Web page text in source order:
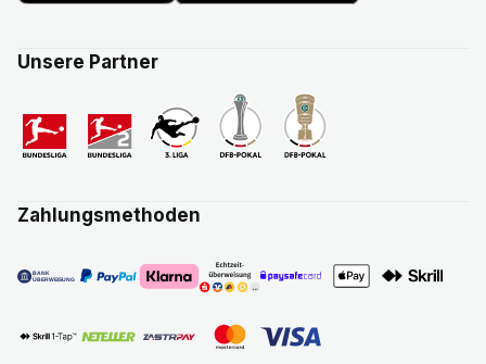
Unsere Partner
Zahlungsmethoden